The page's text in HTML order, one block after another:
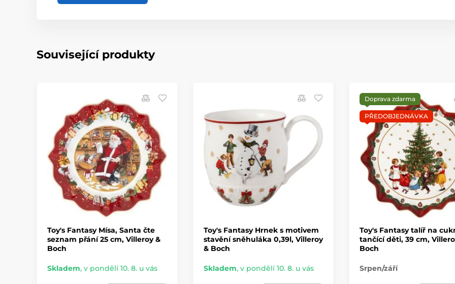
Související produkty
Toy's Fantasy Mísa, Santa čte
seznam přání 25 cm, Villeroy &
Boch
Skladem, v pondělí 10. 8. u vás
Toy's Fantasy Hrnek s motivem
stavění sněhuláka 0,39l, Villeroy
& Boch
Skladem, v pondělí 10. 8. u vás
Doprava zdarma
PŘEDOBJEDNÁVKA
Toy's Fantasy talíř na
tančící děti, 39 cm,
Boch
Srpen/září